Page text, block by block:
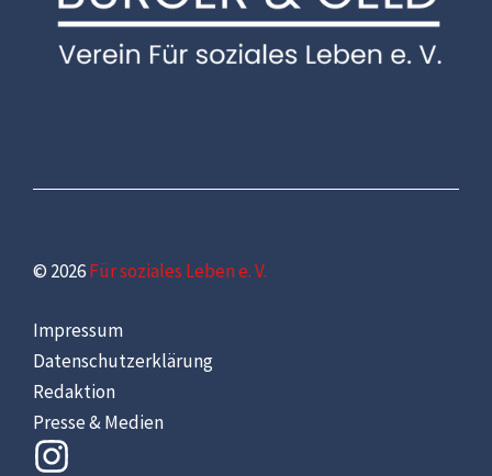
© 2026Für soziales Leben e. V.
Impressum
Datenschutzerklärung
Redaktion
Presse & Medien